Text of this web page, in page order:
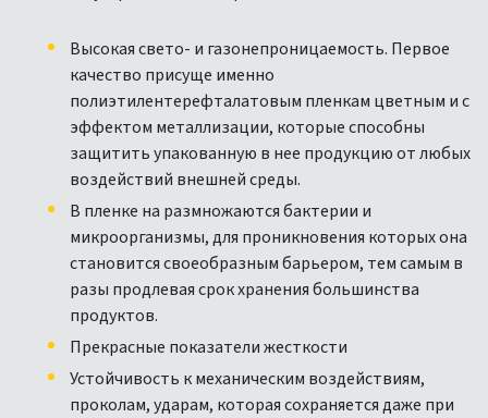
Высокая свето- и газонепроницаемость. Первое
качество присуще именно
полиэтилентерефталатовым пленкам цветным и с
эффектом металлизации, которые способны
защитить упакованную в нее продукцию от любых
воздействий внешней среды.
В пленке на размножаются бактерии и
микроорганизмы, для проникновения которых она
становится своеобразным барьером, тем самым в
разы продлевая срок хранения большинства
продуктов.
Прекрасные показатели жесткости
Устойчивость к механическим воздействиям,
проколам, ударам, которая сохраняется даже при